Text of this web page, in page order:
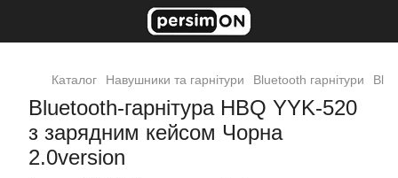
Каталог Навушники та гарнітури Bluetooth гарнітури
Bluetooth-гарнітура HBQ YYK-520
з зарядним кейсом Чорна
2.0version